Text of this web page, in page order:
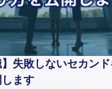
】失敗しないセカン
ます